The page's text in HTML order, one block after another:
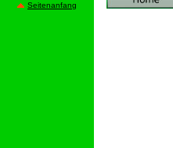
Seitenanfang